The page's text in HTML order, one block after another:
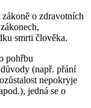
o zdravotních
smrti člověka.
pohřbu
(např. přání
nepokryje
jedná se o